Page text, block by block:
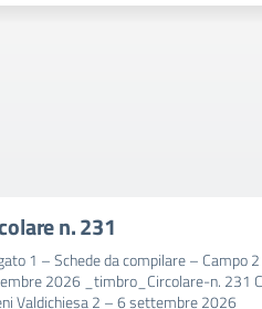
n. 231
1 – Schede da compilare – Campo
2026 _timbro_Circolare-n. 231
Valdichiesa 2 – 6 settembre 2026